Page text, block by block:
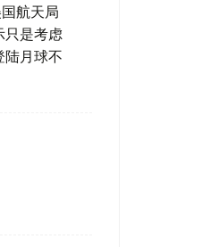
航天局
只是考虑
陆月球不